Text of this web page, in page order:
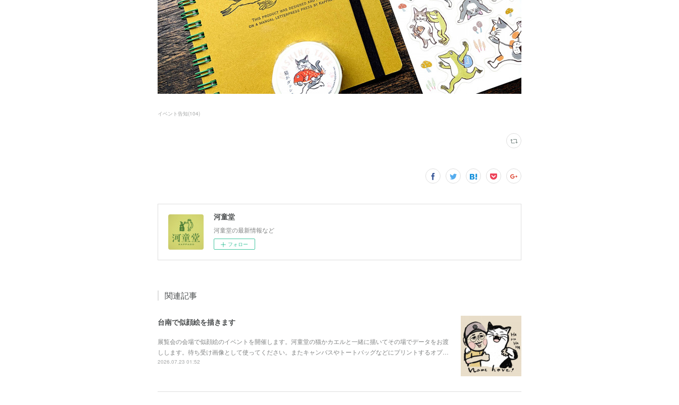
イベント告知(104)
河童堂
河童堂の最新情報など
フォロー
関連記事
台南で似顔絵を描きます
展覧会の会場で似顔絵のイベントを開催します。河童堂の猫かカエルと一緒に描いてその場でデータをお渡
しします。待ち受け画像として使ってください。またキャンバスやトートバッグなどにプリントするオプ…
2026.07.23 01:52